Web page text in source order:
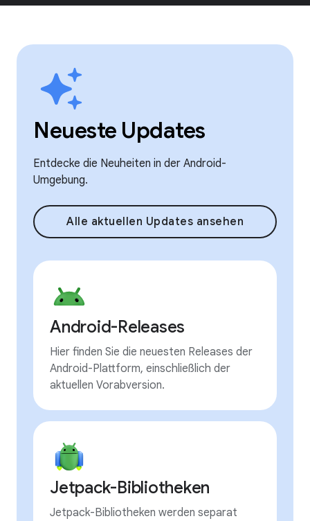
Neueste Updates
Entdecke die Neuheiten in der Android-
Umgebung.
Alle aktuellen Updates ansehen
Android-Releases
Hier finden Sie die neuesten Releases der
Android-Plattform, einschließlich der
aktuellen Vorabversion.
Jetpack-Bibliotheken
Jetpack-Bibliotheken werden separat